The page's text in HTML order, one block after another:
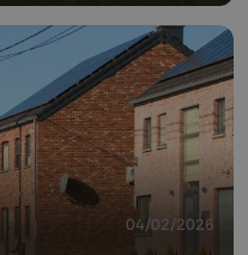
04/02/2026